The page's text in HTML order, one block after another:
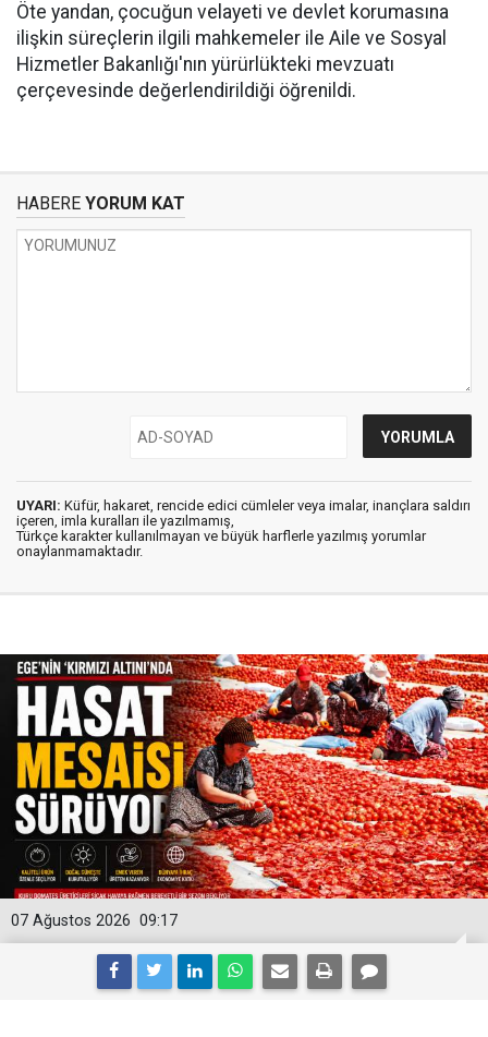
Öte yandan, çocuğun velayeti ve devlet korumasına
ilişkin süreçlerin ilgili mahkemeler ile Aile ve Sosyal
Hizmetler Bakanlığı'nın yürürlükteki mevzuatı
çerçevesinde değerlendirildiği öğrenildi.
HABERE YORUM KAT
UYARI: Küfür, hakaret, rencide edici cümleler veya imalar, inançlara saldırı
içeren, imla kuralları ile yazılmamış,
Türkçe karakter kullanılmayan ve büyük harflerle yazılmış yorumlar
onaylanmamaktadır.
09:17
07 Ağustos 2026